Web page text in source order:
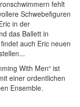
fehlt
Schwebefiguren
in der
das Ballett in
auch Eric neuen
With Men“ ist
einer ordentlichen
Ensemble.